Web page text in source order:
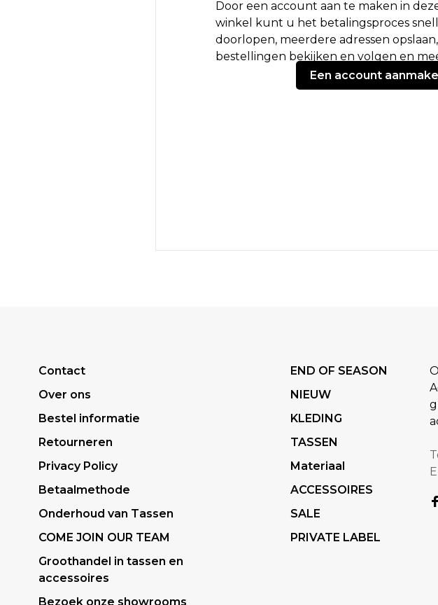
Door een account aan te maken in
winkel kunt u het betalingsproces
doorlopen, meerdere adressen opslaan,
bestellingen bekijken en volgen en
Een account
Contact
Over ons
Bestel informatie
Retourneren
Privacy Policy
Betaalmethode
Onderhoud van Tassen
COME JOIN OUR TEAM
Groothandel in tassen en
accessoires
Bezoek onze showrooms
END OF SEASON
NIEUW
KLEDING
TASSEN
Materiaal
ACCESSOIRES
SALE
PRIVATE LABEL